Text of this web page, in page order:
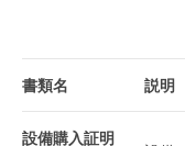
書類名 説明
設備購入証明